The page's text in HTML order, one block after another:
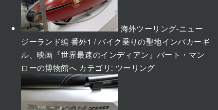
海外ツーリング-ニュー
ジーランド編 番外1 / バイク乗りの聖地インバカーギ
ル、映画『世界最速のインディアン』バート・マン
ローの博物館へ カテゴリ: ツーリング